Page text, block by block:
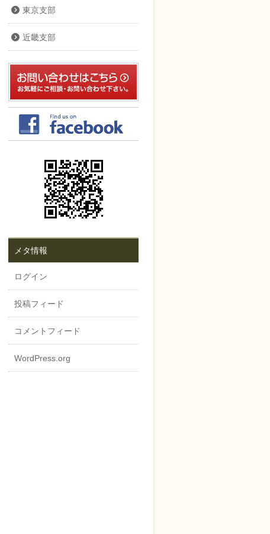
東京支部
近畿支部
メタ情報
ログイン
投稿フィード
コメントフィード
WordPress.org